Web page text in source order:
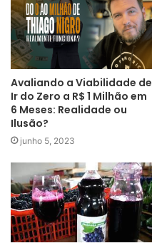
Avaliando a Viabilidade de
Ir do Zero a R$ 1 Milhão em
6 Meses: Realidade ou
Ilusão?
junho 5, 2023